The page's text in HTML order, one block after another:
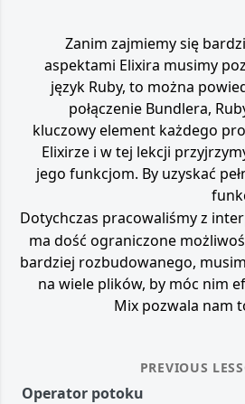
PREVIOUS
Operator potoku
Zanim zajmiemy się
aspektami Elixira musimy
język Ruby, to można
połączenie Bundlera,
kluczowy element każdego
Elixirze i w tej lekcji
jego funkcjom. By uzyskać
Dotychczas pracowaliśmy z
ma dość ograniczone
bardziej rozbudowanego,
na wiele plików, by móc nim
Mix pozwala nam